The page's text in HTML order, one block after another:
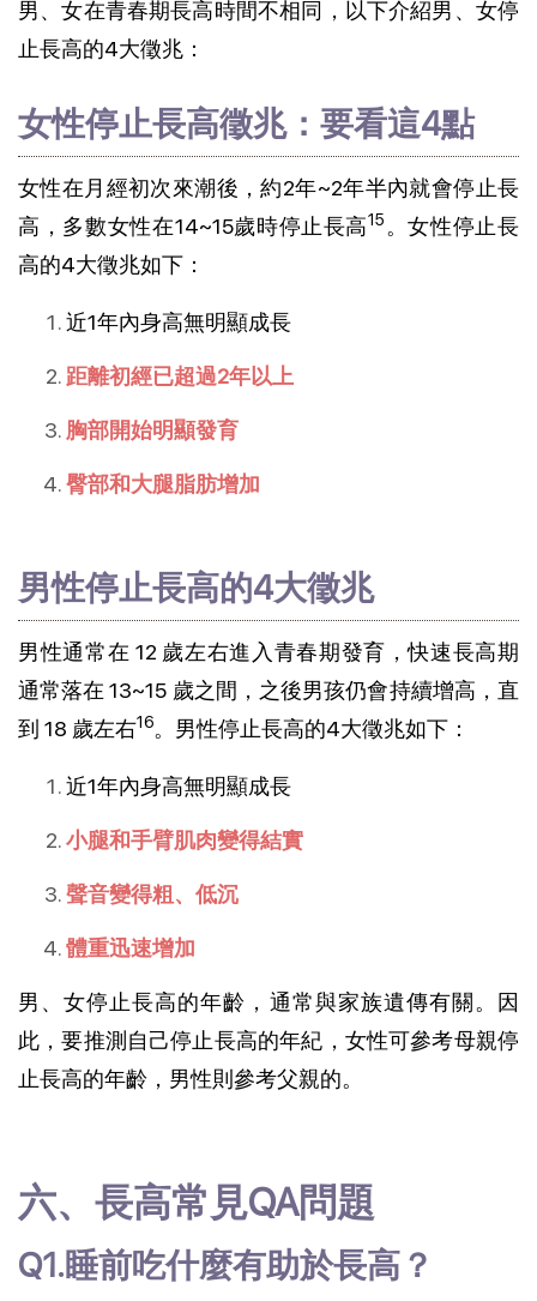
男、女在青春期長高時間不相同，以下介紹男、女停
止長高的4大徵兆：
女性停止長高徵兆：要看這4點
女性在月經初次來潮後，約2年~2年半內就會停止長
高，多數女性在14~15歲時停止長高15 。女性停止長
高的4大徵兆如下：
近1年內身高無明顯成長
距離初經已超過2年以上
胸部開始明顯發育
臀部和大腿脂肪增加
男性停止長高的4大徵兆
男性通常在 12 歲左右進入青春期發育，快速長高期
通常落在 13~15 歲之間，之後男孩仍會持續增高，直
到 18 歲左右16。男性停止長高的4大徵兆如下：
近1年內身高無明顯成長
小腿和手臂肌肉變得結實
聲音變得粗、低沉
體重迅速增加
男、女停止長高的年齡，通常與家族遺傳有關。因
此，要推測自己停止長高的年紀，女性可參考母親停
止長高的年齡，男性則參考父親的。
六、長高常見QA問題
Q1.睡前吃什麼有助於長高？